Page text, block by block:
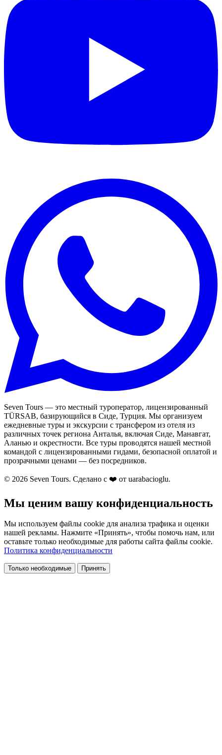
Seven Tours — это местный туроператор, лицензированный
TÜRSAB, базирующийся в Сиде, Турция. Мы организуем
ежедневные туры и экскурсии с трансфером из отеля из
различных точек региона Анталья, включая Сиде, Манавгат,
Аланью и окрестности. Все туры проводятся нашей местной
командой с лицензированными гидами, безопасной оплатой и
прозрачными ценами — без посредников.
© 2026 Seven Tours. Сделано с ❤️ от uarabacioglu.
Мы ценим вашу конфиденциальность
Мы используем файлы cookie для анализа трафика и оценки
нашей рекламы. Нажмите «Принять», чтобы помочь нам, или
оставьте только необходимые для работы сайта файлы cookie.
Политика конфиденциальности
Только необходимые Принять